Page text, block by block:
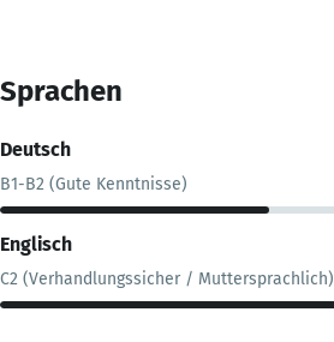
Sprachen
Deutsch
B1-B2 (Gute Kenntnisse)
Englisch
C2 (Verhandlungssicher / Muttersprachlich)